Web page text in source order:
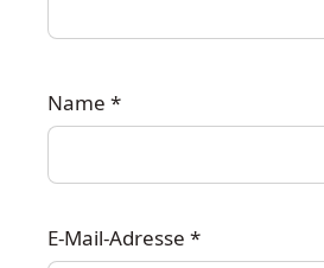
Name *
E-Mail-Adresse *